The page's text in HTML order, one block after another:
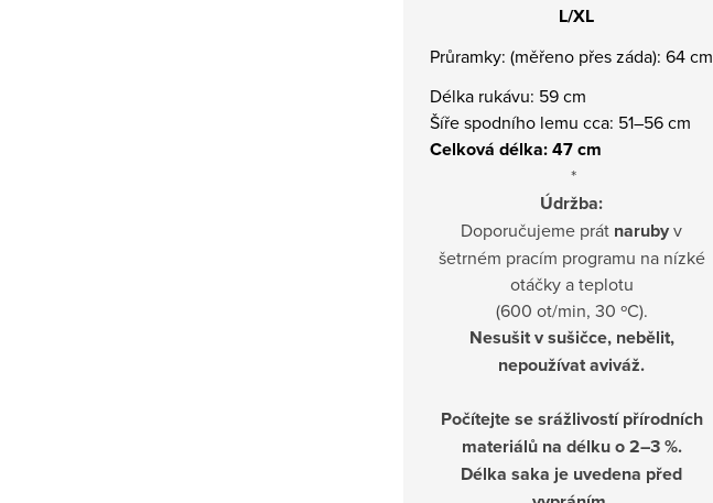
L/XL
Průramky: (měřeno přes záda): 64 cm
Délka rukávu: 59 cm
Šíře spodního lemu cca: 51–56 cm
Celková délka: 47 cm
*
Údržba:
Doporučujeme prát narubyv
šetrném pracím programu na nízké
otáčky a teplotu
(600 ot/min, 30 ºC).
Nesušit v sušičce, nebělit,
nepoužívat aviváž.
Počítejte se srážlivostí přírodních
materiálů na délku o 2–3 %.
Délka saka je uvedena před